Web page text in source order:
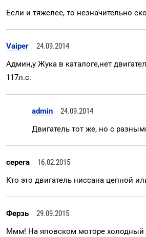
Если и тяжелее, то незначительно
Vaiper
24.09.2014
Админ,у Жука в каталоге,нет
117л.с.
admin
24.09.2014
Двигатель тот же, но с
серега
16.02.2015
Кто это двигатель ниссана цепной
Ферзь
29.09.2015
Ммм! На яповском моторе холодный